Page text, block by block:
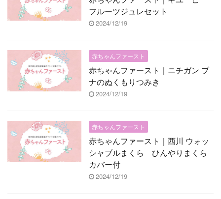
フルーツジュレセット
2024/12/19
赤ちゃんファースト
赤ちゃんファースト｜ニチガン ブ
ナのぬくもりつみき
2024/12/19
赤ちゃんファースト
赤ちゃんファースト｜西川 ウォッ
シャブルまくら ひんやりまくら
カバー付
2024/12/19